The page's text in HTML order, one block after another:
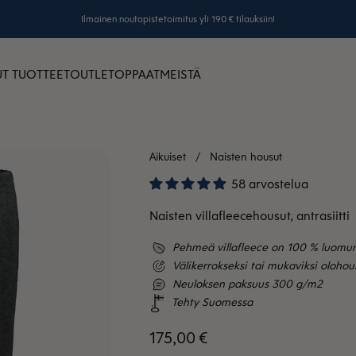
Ilmainen noutopistetoimitus yli 190 € tilauksiin!
TUOTTEETOUTLETOPPAATMEISTÄ
Aikuiset Naisten housut
58 arvostelua
Naisten villafleecehousut, antrasiitti
Pehmeä villafleece on 100 %
Välikerrokseksi tai mukaviksi
Neuloksen paksuus 300 g/m2
Tehty Suomessa
Alennushinta
175,00 €